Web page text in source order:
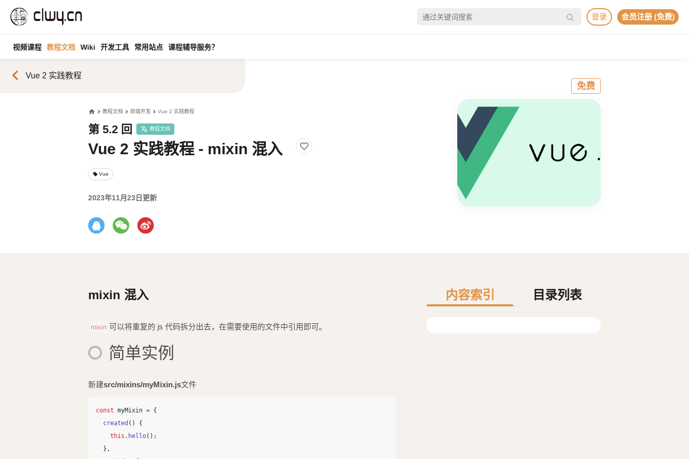
登录 会员注册 (免费)
视频课程 教程文档 Wiki 开发工具 常用站点 课程辅导服务？
chevron_left Vue 2 实践教程
免费
home 教程文档 前端开发 Vue 2 实践教程
第 5.2 回 教程文档
Vue 2 实践教程 - mixin 混入
local_offer Vue
2023年11月23日更新
mixin 混入
mixin 可以将重复的 js 代码拆分出去，在需要使用的文件中引用即可。
简单实例
新建src/mixins/myMixin.js文件
const myMixin = {
created ()
{
this . hello();
},
内容索引 目录列表